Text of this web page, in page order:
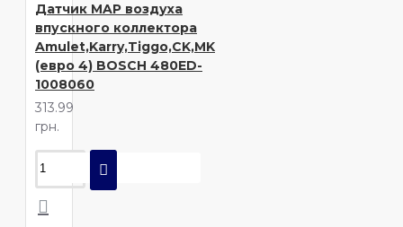
Датчик MAP воздуха
впускного коллектора
Amulet,Karry,Tiggo,CK,MK
(евро 4) BOSCH 480ED-
1008060
313.99
грн.